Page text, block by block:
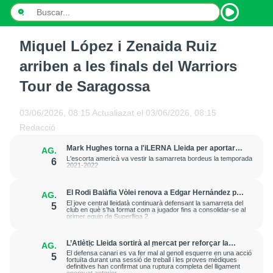
ESPORTS
Miquel López i Zenaida Ruiz
arriben a les finals del Warriors
Tour de Saragossa
03/06/2026, 08:15 Actualiazat el 03/06/2026, 08:15
Redacció
AG.
6
Mark Hughes torna a l'iLERNA Lleida per aportar
amenaça exterior
L'escorta americà va vestir la samarreta bordeus la temporada
2021-2022
AG.
5
El Rodi Balàfia Vòlei renova a Edgar Hernández per
a la temporada 2026-2027
El jove central lleidatà continuarà defensant la samarreta del
club en què s’ha format com a jugador fins a consolidar-se al
primer equip de Superlliga 2
AG.
5
L’Atlètic Lleida sortirà al mercat per reforçar la
posició de central després de la greu lesió que ha
patit Cristian Abreu
El defensa canari es va fer mal al genoll esquerre en una acció
fortuïta durant una sessió de treball i les proves mèdiques
definitives han confirmat una ruptura completa del lligament